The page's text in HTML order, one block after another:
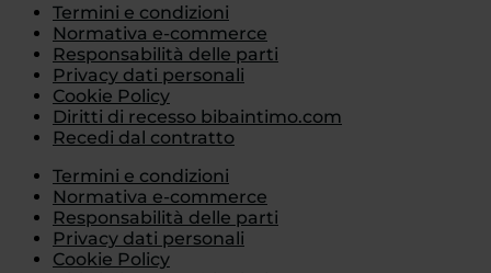
Termini e condizioni
Normativa e-commerce
Responsabilità delle parti
Privacy dati personali
Cookie Policy
Diritti di recesso bibaintimo.com
Recedi dal contratto
Termini e condizioni
Normativa e-commerce
Responsabilità delle parti
Privacy dati personali
Cookie Policy